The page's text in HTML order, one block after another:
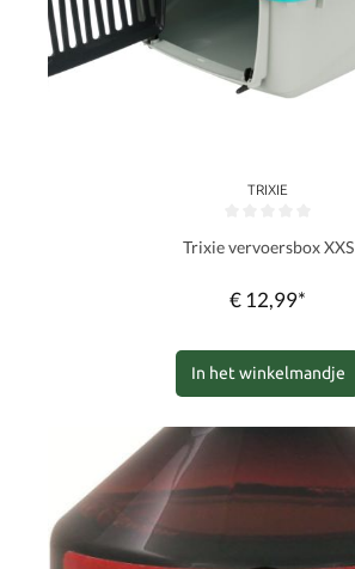
TRIXIE
Trixie vervoersbox XXS
€ 12,99*
In het winkelmandje